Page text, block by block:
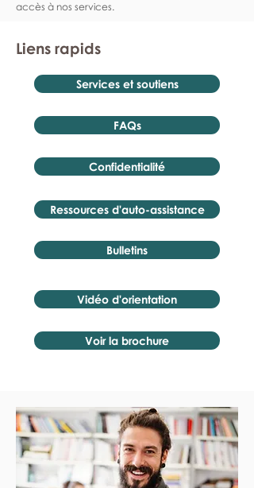
accès à nos services.
Liens rapids
Services et soutiens
FAQs
Confidentialité
Ressources d'auto-assistance
Bulletins
Vidéo d'orientation
Voir la brochure